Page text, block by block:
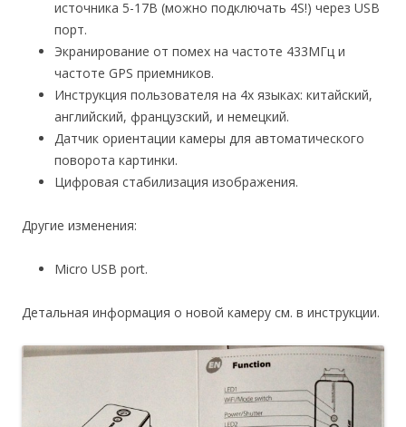
источника 5-17В (можно подключать 4S!) через USB
порт.
Экранирование от помех на частоте 433МГц и
частоте GPS приемников.
Инструкция пользователя на 4х языках: китайский,
английский, французский, и немецкий.
Датчик ориентации камеры для автоматического
поворота картинки.
Цифровая стабилизация изображения.
Другие изменения:
Micro USB port.
Детальная информация о новой камеру см. в инструкции.